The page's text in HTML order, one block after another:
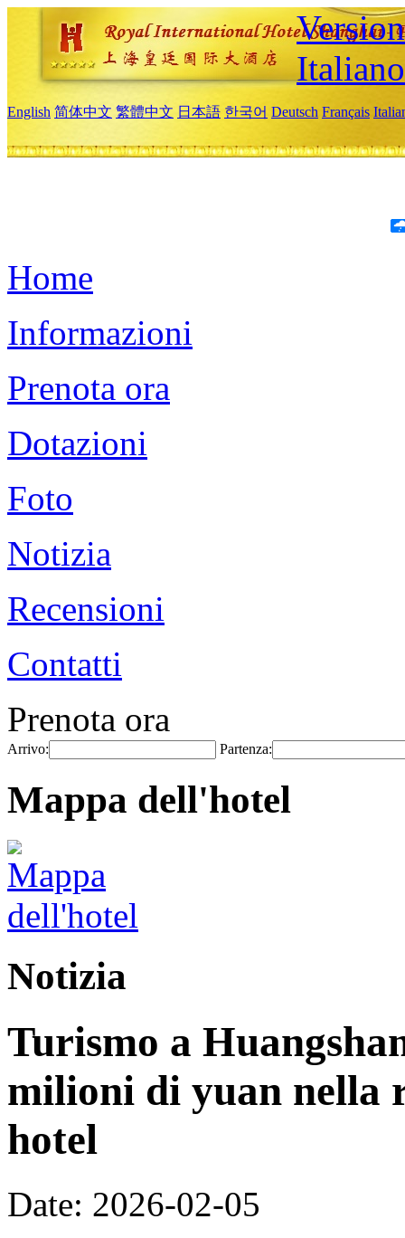
Italiano
English 简体中文 繁體中文 日本語 한국어 Deutsch Français
Home
Informazioni
Prenota ora
Dotazioni
Foto
Notizia
Recensioni
Contatti
Prenota ora
Arrivo: Partenza:
Mappa dell'hotel
Notizia
Turismo a
milioni di yuan nella
hotel
Date: 2026-02-05